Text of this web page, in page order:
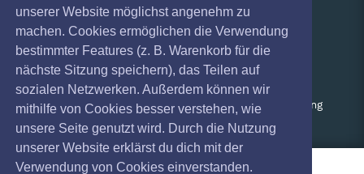
unserer Website möglichst angenehm zu
machen. Cookies ermöglichen die Verwendung
bestimmter Features (z. B. Warenkorb für die
nächste Sitzung speichern), das Teilen auf
sozialen Netzwerken. Außerdem können wir
mithilfe von Cookies besser verstehen, wie
unsere Seite genutzt wird. Durch die Nutzung
unserer Website erklärst du dich mit der
Verwendung von Cookies einverstanden.
Absagen Gutscheine
Geschäftskunden
Kartenrückgabe
Besucherregistrierung